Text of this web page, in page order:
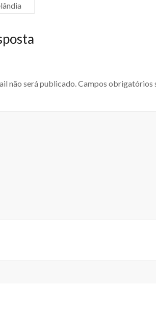
não será publicado.Campos obrigatórios